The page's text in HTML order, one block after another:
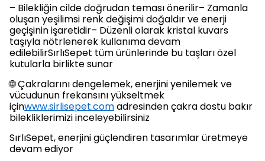
– Bilekliğin cilde doğrudan teması önerilir– Zamanla
oluşan yeşilimsi renk değişimi doğaldır ve enerji
geçişinin işaretidir– Düzenli olarak kristal kuvars
taşıyla nötrlenerek kullanıma devam
edilebilirSırlıSepet tüm ürünlerinde bu taşları özel
kutularla birlikte sunar
🌐 Çakralarını dengelemek, enerjini yenilemek ve
vücudunun frekansını yükseltmek
içinwww.sirlisepet.comadresinden çakra dostu bakır
bilekliklerimizi inceleyebilirsiniz
SırlıSepet, enerjini güçlendiren tasarımlar üretmeye
devam ediyor